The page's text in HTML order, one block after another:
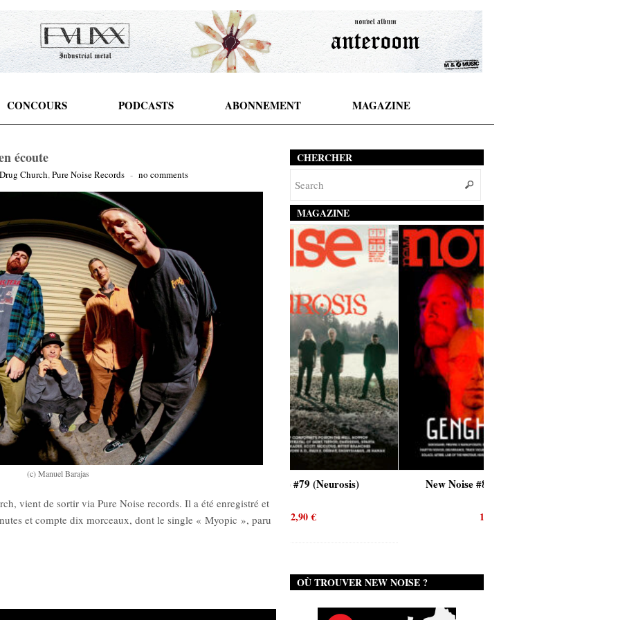
CONCOURS PODCASTS ABONNEMENT MAGAZINE
écoute
Drug Church,Pure Noise Records - no comments
(c) Manuel Barajas
vient de sortir via Pure Noise records. Il a été enregistré et
et compte dix morceaux, dont le single « Myopic », paru
CHERCHER
MAGAZINE
€ 12,90 €
New Noise #80 (Genghis Tron)
OÙ TROUVER NEW NOISE ?